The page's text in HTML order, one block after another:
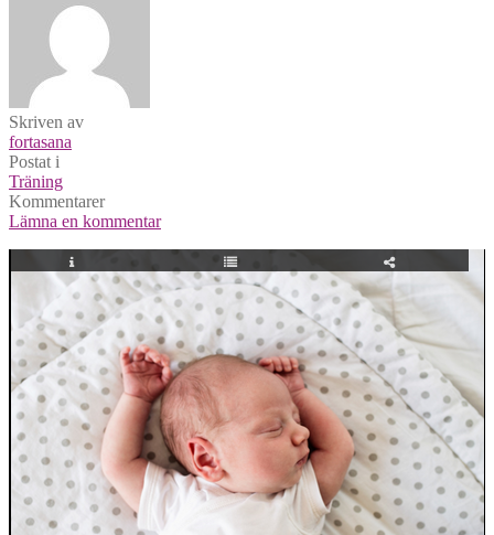
Skriven av
fortasana
Postat i
Träning
Kommentarer
Lämna en kommentar